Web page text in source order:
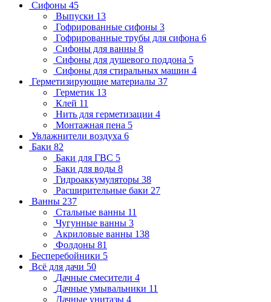
Сифоны 45
Выпуски 13
Гофрированные сифоны 3
Гофрированные трубы для сифона 6
Сифоны для ванны 8
Сифоны для душевого поддона 5
Сифоны для стиральных машин 4
Герметизирующие материалы 37
Герметик 13
Клей 11
Нить для герметизации 4
Монтажная пена 5
Увлажнители воздуха 6
Баки 82
Баки для ГВС 5
Баки для воды 8
Гидроаккумуляторы 38
Расширительные баки 27
Ванны 237
Стальные ванны 11
Чугунные ванны 3
Акриловые ванны 138
Фолдоны 81
Бесперебойники 5
Всё для дачи 50
Дачные смесители 4
Дачные умывальники 11
Дачные унитазы 4